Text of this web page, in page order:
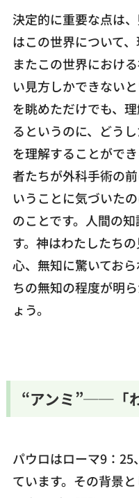
決定的に重要な点は
はこの世界について、
またこの世界におけ
い見方しかできない
を眺めただけでも、
るというのに、どう
を理解することがで
者たちが外科手術の
いうことに気づいた
のことです。人間の
す。神はわたしたち
心、無知に驚いてお
ちの無知の程度が明
ょう。
“アンミ”──「
パウロはローマ9：
ています。その背景